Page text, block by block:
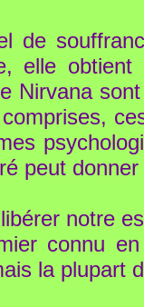
de
elle
Nirvana
peut
notre
connu
la plupart